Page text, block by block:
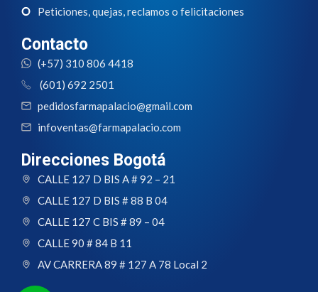
Peticiones, quejas, reclamos o felicitaciones
Contacto
(+57) 310 806 4418
(601) 692 2501
pedidosfarmapalacio@gmail.com
infoventas@farmapalacio.com
Direcciones Bogotá
CALLE 127 D BIS A # 92 – 21
CALLE 127 D BIS # 88 B 04
CALLE 127 C BIS # 89 – 04
CALLE 90 # 84 B 11
AV CARRERA 89 # 127 A 78 Local 2